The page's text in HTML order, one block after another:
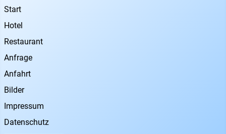
Start
Hotel
Restaurant
Anfrage
Anfahrt
Bilder
Impressum
Datenschutz